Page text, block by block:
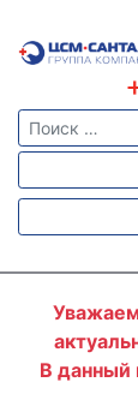
В данный
АЛЛЕРГОЛОГИЯ
КАЛА
АНАЛИЗ
БАКТЕРИОЛОГИЯ